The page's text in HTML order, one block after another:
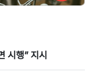
시행” 지시